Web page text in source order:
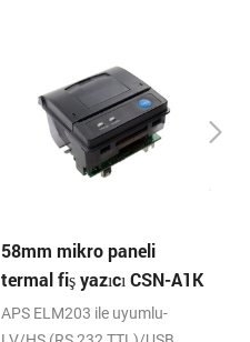
58mm mikro paneli
termal fiş yazıcı CSN-A1K
APS ELM203 ile uyumlu-